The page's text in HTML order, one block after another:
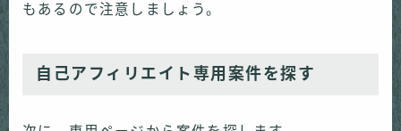
もあるので注意しましょう。
自己アフィリエイト専用案件を探す